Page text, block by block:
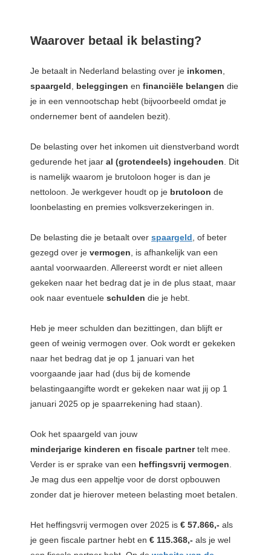
Waarover betaal ik belasting?
Je betaalt in Nederland belasting over je inkomen
spaargeld
beleggingen en financiële belangen die
je in een vennootschap hebt (bijvoorbeeld omdat je
ondernemer bent of aandelen bezit).
De belasting over het inkomen uit dienstverband wordt
gedurende het jaar al (grotendeels) ingehouden . Dit
is namelijk waarom je brutoloon hoger is dan je
nettoloon. Je werkgever houdt op je brutoloon de
loonbelasting en premies volksverzekeringen in.
De belasting die je betaalt over spaargeld , of beter
gezegd over je vermogen , is afhankelijk van een
aantal voorwaarden. Allereerst wordt er niet alleen
gekeken naar het bedrag dat je in de plus staat, maar
ook naar eventuele schulden die je hebt.
Heb je meer schulden dan bezittingen, dan blijft er
geen of weinig vermogen over. Ook wordt er gekeken
naar het bedrag dat je op 1 januari van het
voorgaande jaar had (dus bij de komende
belastingaangifte wordt er gekeken naar wat jij op 1
januari 2025 op je spaarrekening had staan).
Ook het spaargeld van jouw
minderjarige kinderen en fiscale partnertelt mee.
Verder is er sprake van een heffingsvrij vermogen
Je mag dus een appeltje voor de dorst opbouwen
zonder dat je hierover meteen belasting moet betalen.
Het heffingsvrij vermogen over 2025 is € 57.866,- als
je geen fiscale partner hebt en € 115.368,- als je wel